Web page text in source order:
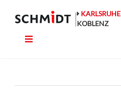
Inhalt
springen
KARLSRUHE
KOBLENZ
Wohnen